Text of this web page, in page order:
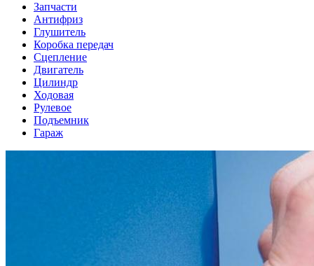
Запчасти
Антифриз
Глушитель
Коробка передач
Сцепление
Двигатель
Цилиндр
Ходовая
Рулевое
Подъемник
Гараж